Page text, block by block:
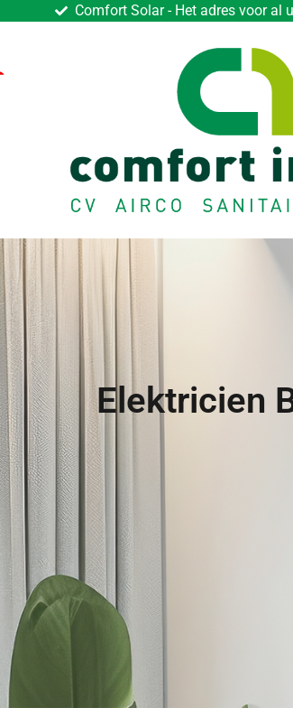
Comfort Solar - Het adres voor al
Elektricien